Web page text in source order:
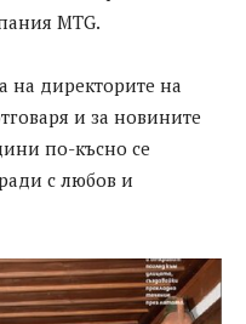
MTG.
на директорите на
и за новините
по-късно се
с любов и